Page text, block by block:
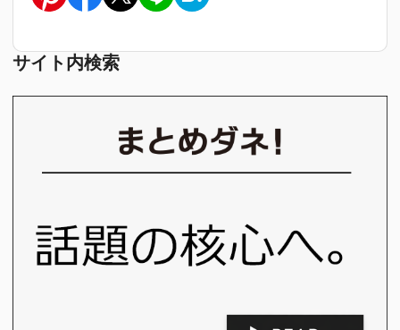
サイト内検索